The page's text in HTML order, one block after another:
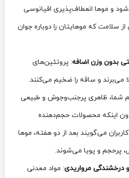
و موها انعطاف‌پذیری اقیانوسی
سلامت که موهایتان را دوباره جوان
بدون وزن اضافه: پروتئین‌های
می‌برند و ساقه را ضخیم می‌کنند.
شما، ظاهری پرجنب‌وجوش و طبیعی
اینکه محصولات حجم‌دهنده
می‌گویند بعد از دو هفته، موها
پرحجم و پویا می‌شوند.
درخشندگی مرواریدی: مواد معدنی